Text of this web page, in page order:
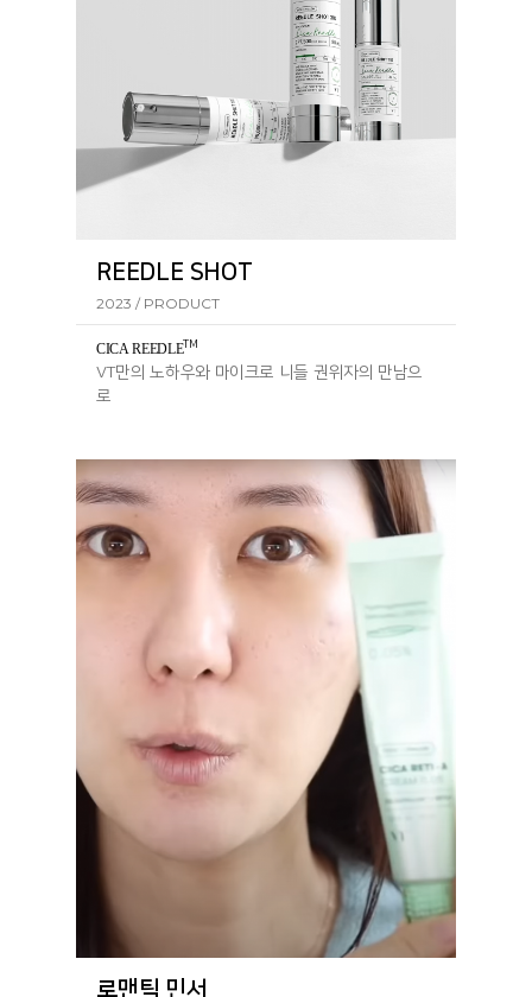
REEDLE SHOT
2023 / PRODUCT
CICA REEDLETM
VT만의 노하우와 마이크로 니들 권위자의 만남으
로
로맨틱 민서